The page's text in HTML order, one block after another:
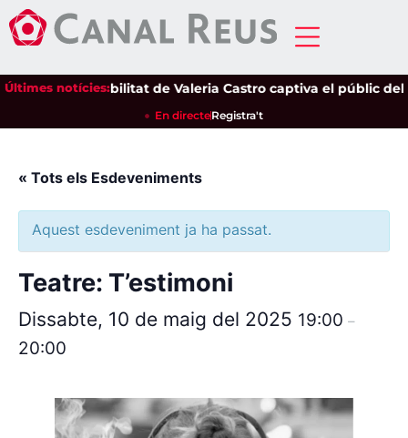
Últimes notícies:
La sensibilitat de Valeria Castro captiva el públic del
En directeRegistra't
« Tots els Esdeveniments
Aquest esdeveniment ja ha passat.
Teatre: T’estimoni
Dissabte, 10 de maig del 2025 19:00 –
20:00